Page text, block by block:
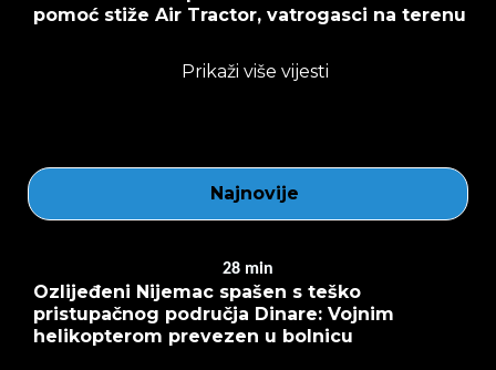
pomoć stiže Air Tractor, vatrogasci na terenu
Prikaži više vijesti
Najnovije
28 min
Ozlijeđeni Nijemac spašen s teško
pristupačnog područja Dinare: Vojnim
helikopterom prevezen u bolnicu